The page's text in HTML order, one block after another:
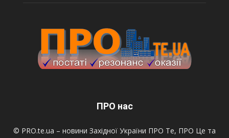
ПРО нас
© PRO.te.ua – новини Західної України ПРО Те, ПРО Це та